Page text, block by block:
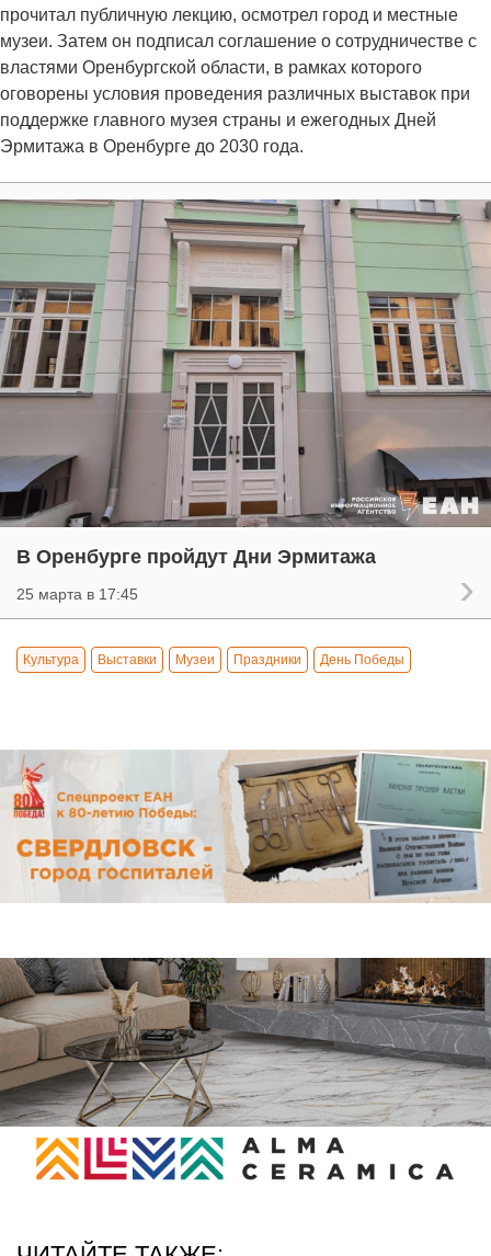
прочитал публичную лекцию, осмотрел город и местные
музеи. Затем он подписал соглашение о сотрудничестве с
властями Оренбургской области, в рамках которого
оговорены условия проведения различных выставок при
поддержке главного музея страны и ежегодных Дней
Эрмитажа в Оренбурге до 2030 года.
В Оренбурге пройдут Дни Эрмитажа
25 марта в 17:45
Культура Выставки Музеи Праздники День Победы